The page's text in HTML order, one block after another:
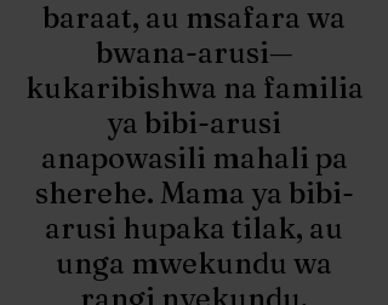
baraat, au msafara wa
bwana-arusi—
kukaribishwa na familia
ya bibi-arusi
anapowasili mahali pa
sherehe. Mama ya bibi-
arusi hupaka tilak, au
unga mwekundu wa